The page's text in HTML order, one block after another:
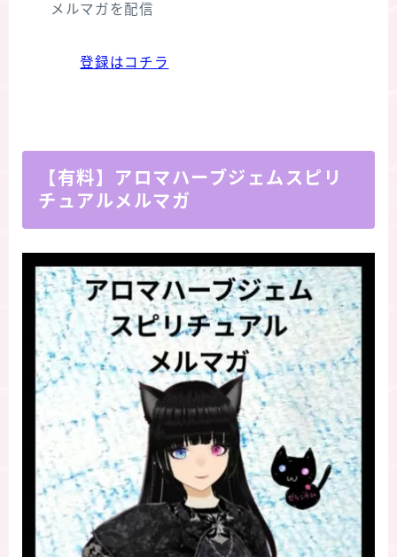
メルマガを配信
登録はコチラ
【有料】アロマハーブジェムスピリ
チュアルメルマガ